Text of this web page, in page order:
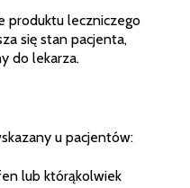
produktu leczniczego
się stan pacjenta,
do lekarza.
u pacjentów:
lub którąkolwiek